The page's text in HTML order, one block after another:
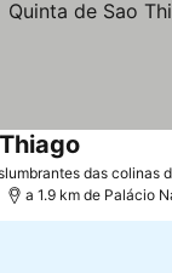
das colinas
a 1.9 km de Palácio